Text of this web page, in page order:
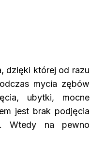
dzięki której od razu
mycia zębów
ubytki, mocne
jest brak podjęcia
Wtedy na pewno